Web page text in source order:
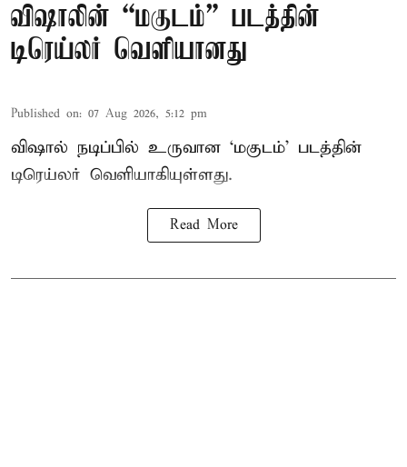
விஷாலின் “மகுடம்” படத்தின்
டிரெய்லர் வெளியானது
Published on: 07 Aug 2026, 5:12 pm
விஷால் நடிப்பில் உருவான ‘மகுடம்’ படத்தின்
டிரெய்லர் வெளியாகியுள்ளது.
Read More